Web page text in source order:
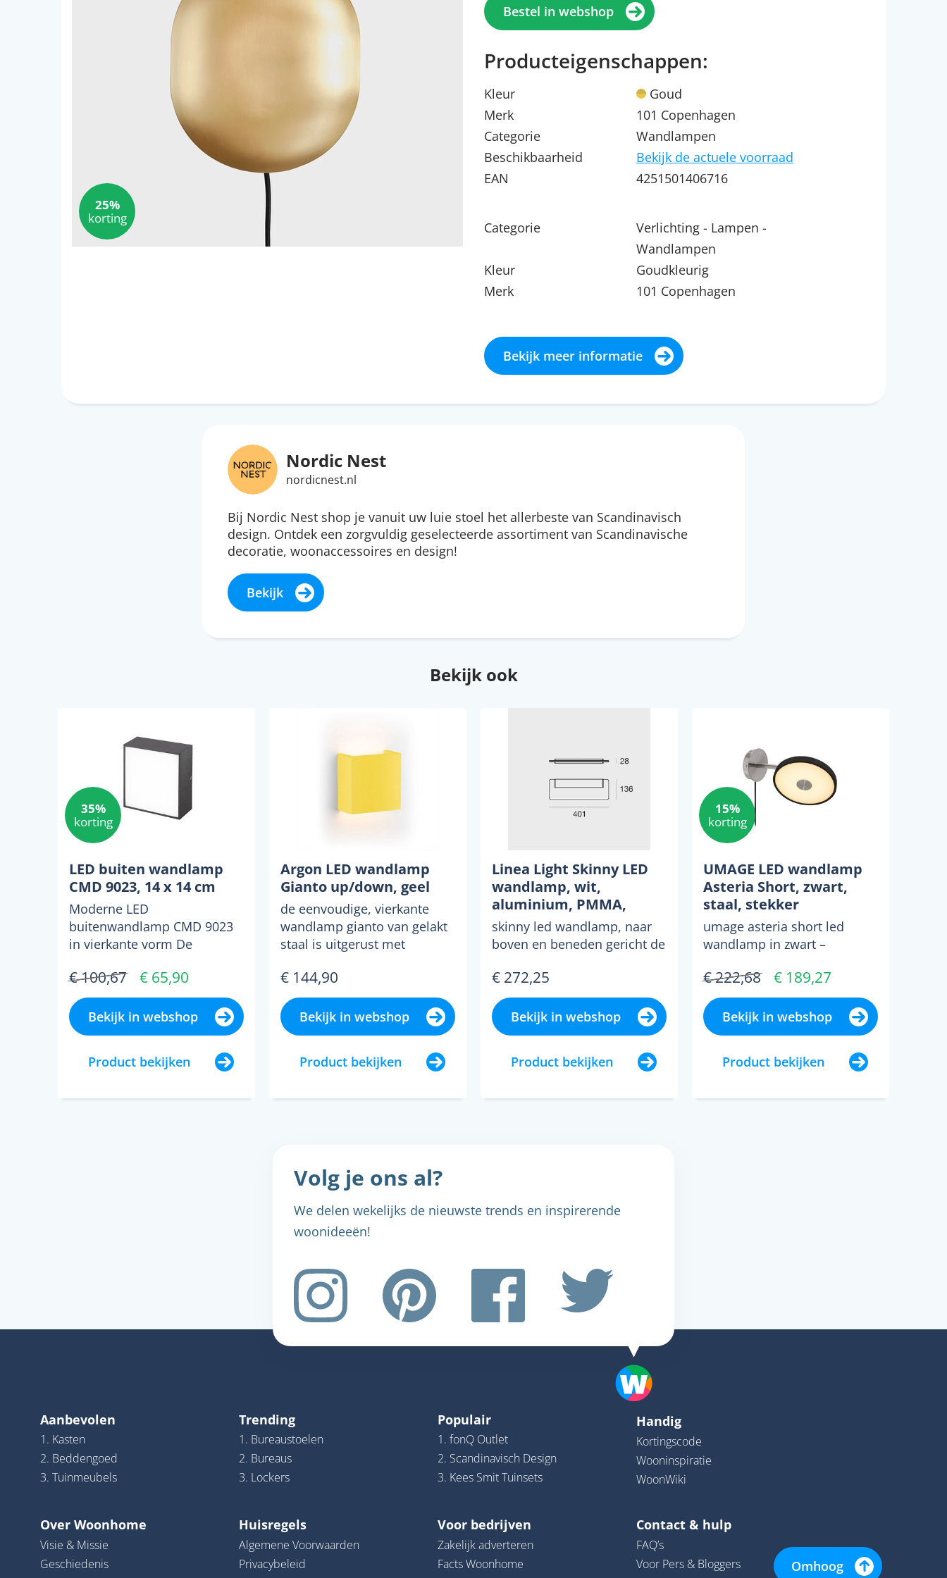
25%
korting
Bestel in webshop
Producteigenschappen:
Kleur
Goud
Merk
101 Copenhagen
Categorie
Wandlampen
Beschikbaarheid
Bekijk de actuele voorraad
EAN
4251501406716
Categorie
Verlichting - Lampen -
Wandlampen
Kleur
Goudkleurig
Merk
101 Copenhagen
Bekijk meer informatie
Nordic Nest
nordicnest.nl
Bij Nordic Nest shop je vanuit uw luie stoel het allerbeste van Scandinavisch
design. Ontdek een zorgvuldig geselecteerde assortiment van Scandinavische
decoratie, woonaccessoires en design!
Bekijk
Bekijk ook
35%
korting
LED buiten wandlamp
CMD 9023, 14 x 14 cm
Moderne LED
buitenwandlamp CMD 9023
in vierkante vorm De
moderne LED buitenwan...
€ 100,67 € 65,90
Bekijk in webshop
Product bekijken
Argon LED wandlamp
Gianto up/down, geel
de eenvoudige, vierkante
wandlamp gianto van gelakt
staal is uitgerust met
€ 144,90
Bekijk in webshop
Product bekijken
Linea Light Skinny LED
wandlamp, wit,
aluminium, PMMA,
omhoog/omlaag
skinny led wandlamp, naar
boven en beneden gericht de
binnen kan dankzij d...
€ 272,25
Bekijk in webshop
Product bekijken
15%
korting
UMAGE LED wandlamp
Asteria Short, zwart,
staal, stekker
umage asteria short led
wandlamp in zwart –
warmwit licht de asteria
sho...
€ 222,68 € 189,27
Bekijk in webshop
Product bekijken
Volg je ons al?
We delen wekelijks de nieuwste trends en inspirerende
woonideeën!
Aanbevolen
1. Kasten
2. Beddengoed
3. Tuinmeubels
Trending
1. Bureaustoelen
2. Bureaus
3. Lockers
Populair
1. fonQ Outlet
2. Scandinavisch Design
3. Kees Smit Tuinsets
Handig
Kortingscode
Wooninspiratie
WoonWiki
Over Woonhome
Visie & Missie
Geschiedenis
Huisregels
Algemene Voorwaarden
Privacybeleid
Voor bedrijven
Zakelijk adverteren
Facts Woonhome
Contact & hulp
FAQ’s
Voor Pers & Bloggers
Omhoog